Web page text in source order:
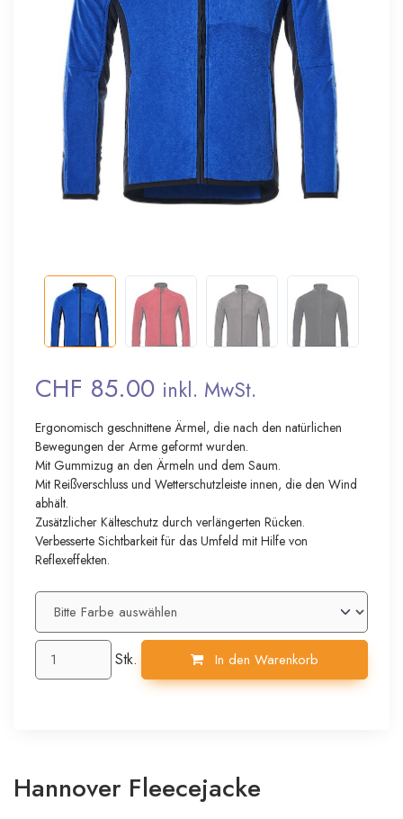
CHF 85.00 inkl. MwSt.
Ergonomisch geschnittene Ärmel, die nach den natürlichen
Bewegungen der Arme geformt wurden.
Mit Gummizug an den Ärmeln und dem Saum.
Mit Reißverschluss und Wetterschutzleiste innen, die den Wind
abhält.
Zusätzlicher Kälteschutz durch verlängerten Rücken.
Verbesserte Sichtbarkeit für das Umfeld mit Hilfe von
Reflexeffekten.
Stk. In den Warenkorb
Hannover Fleecejacke